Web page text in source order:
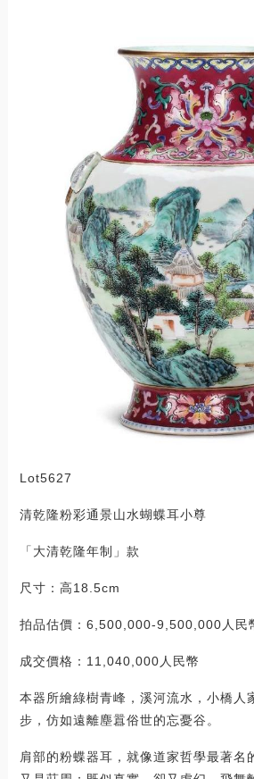
Lot5627
清乾隆粉彩通景山水蝴蝶耳小尊
「大清乾隆年制」款
尺寸：高18.5cm
拍品估價：6,500,000-9,500,000人民
成交價格：11,040,000人民幣
本器所繪綠樹青峰，溪河流水，小橋人
步，仿如遠離塵囂俗世的忘憂谷。
肩部的粉蝶器耳，就像道家哲學最著名